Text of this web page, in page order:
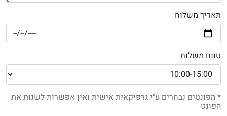
תאריך משלוח
טווח משלוח
* הפונטים נבחרים ע"י גרפיקאית אישית ואין אפשרות לשנות את
הפונט